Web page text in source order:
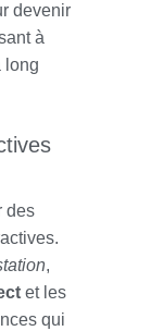
devenir
à
long
des
,
et les
qui